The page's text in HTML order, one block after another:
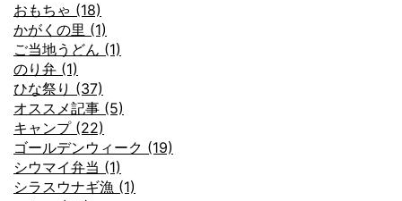
おもちゃ (18)
かがくの里 (1)
ご当地うどん (1)
のり弁 (1)
ひな祭り (37)
オススメ記事 (5)
キャンプ (22)
ゴールデンウィーク (19)
シウマイ弁当 (1)
シラスウナギ漁 (1)